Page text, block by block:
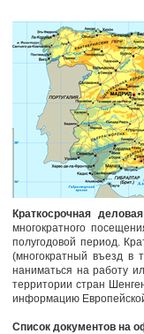
Краткосрочная
многократного
полугодовой период.
(многократный въезд в
наниматься на работу
территории стран
информацию
Список документов на